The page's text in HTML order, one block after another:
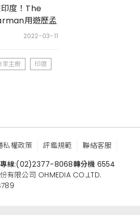
度！The
用遊歷孟
遇記」2022-03-11
家主廚
印度
私權政策 評鑑規範
聯絡客服
線:(02)2377-8068轉分機 6554
有限公司 OHMEDIA CO.,LTD.